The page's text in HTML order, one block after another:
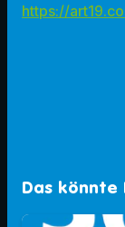
https://
Das könnte